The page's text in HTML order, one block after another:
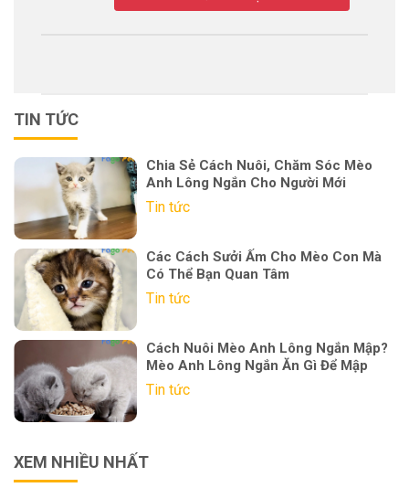
TIN TỨC
Chia Sẻ Cách Nuôi, Chăm Sóc Mèo
Anh Lông Ngắn Cho Người Mới
Tin tức
Các Cách Sưởi Ấm Cho Mèo Con Mà
Có Thể Bạn Quan Tâm
Tin tức
Cách Nuôi Mèo Anh Lông Ngắn Mập?
Mèo Anh Lông Ngắn Ăn Gì Để Mập
Tin tức
XEM NHIỀU NHẤT